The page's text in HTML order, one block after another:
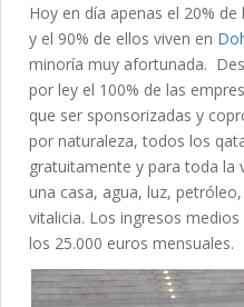
Hoy en día apenas el 20%
y el 90% de ellos viven en
minoría muy afortunada.
por ley el 100% de las
que ser sponsorizadas y
por naturaleza, todos los
gratuitamente y para toda la
una casa, agua, luz,
vitalicia. Los ingresos
los 25.000 euros mensuales.